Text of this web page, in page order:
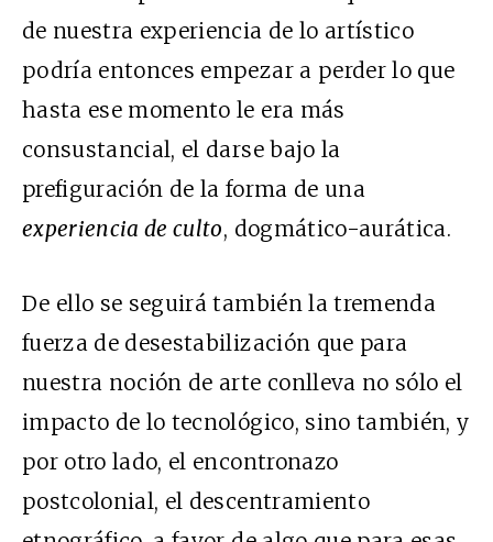
de nuestra experiencia de lo artístico
podría entonces empezar a perder lo que
hasta ese momento le era más
consustancial, el darse bajo la
prefiguración de la forma de una
experiencia de culto, dogmático-aurática.
De ello se seguirá también la tremenda
fuerza de desestabilización que para
nuestra noción de arte conlleva no sólo el
impacto de lo tecnológico, sino también, y
por otro lado, el encontronazo
postcolonial, el descentramiento